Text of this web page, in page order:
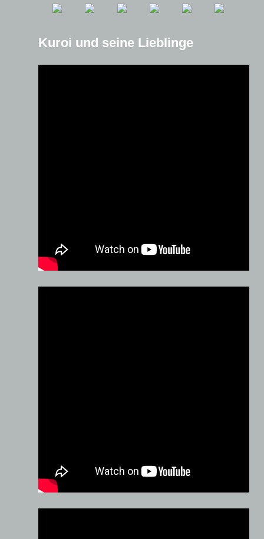
Kuroi und seine Lieblinge